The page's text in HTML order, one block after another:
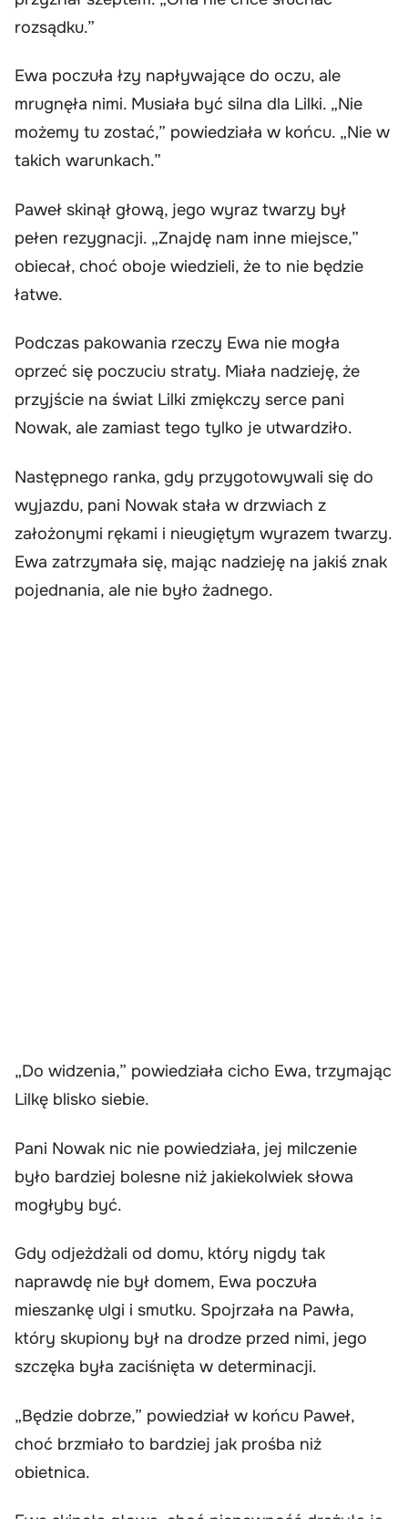
rozsądku.”
Ewa poczuła łzy napływające do oczu, ale
mrugnęła nimi. Musiała być silna dla Lilki. „Nie
możemy tu zostać,” powiedziała w końcu. „Nie w
takich warunkach.”
Paweł skinął głową, jego wyraz twarzy był
pełen rezygnacji. „Znajdę nam inne miejsce,”
obiecał, choć oboje wiedzieli, że to nie będzie
łatwe.
Podczas pakowania rzeczy Ewa nie mogła
oprzeć się poczuciu straty. Miała nadzieję, że
przyjście na świat Lilki zmiękczy serce pani
Nowak, ale zamiast tego tylko je utwardziło.
Następnego ranka, gdy przygotowywali się do
wyjazdu, pani Nowak stała w drzwiach z
założonymi rękami i nieugiętym wyrazem twarzy.
Ewa zatrzymała się, mając nadzieję na jakiś znak
pojednania, ale nie było żadnego.
„Do widzenia,” powiedziała cicho Ewa, trzymając
Lilkę blisko siebie.
Pani Nowak nic nie powiedziała, jej milczenie
było bardziej bolesne niż jakiekolwiek słowa
mogłyby być.
Gdy odjeżdżali od domu, który nigdy tak
naprawdę nie był domem, Ewa poczuła
mieszankę ulgi i smutku. Spojrzała na Pawła,
który skupiony był na drodze przed nimi, jego
szczęka była zaciśnięta w determinacji.
„Będzie dobrze,” powiedział w końcu Paweł,
choć brzmiało to bardziej jak prośba niż
obietnica.